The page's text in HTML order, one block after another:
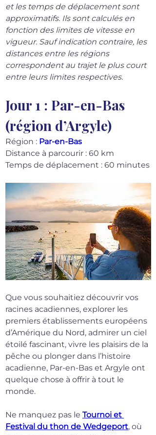
et les temps de déplacement sont
approximatifs. Ils sont calculés en
fonction des limites de vitesse en
vigueur. Sauf indication contraire, les
distances entre les régions
correspondent au trajet le plus court
entre leurs limites respectives.
Jour 1 : Par-en-Bas
(région d’Argyle)
Région : Par-en-Bas
Distance à parcourir : 60 km
Temps de déplacement : 60 minutes
Que vous souhaitiez découvrir vos
racines acadiennes, explorer les
premiers établissements européens
d’Amérique du Nord, admirer un ciel
étoilé fascinant, vivre les plaisirs de la
pêche ou plonger dans l’histoire
acadienne, Par-en-Bas et Argyle ont
quelque chose à offrir à tout le
monde.
Ne manquez pas le Tournoi et
Festival du thon de Wedgeport, où